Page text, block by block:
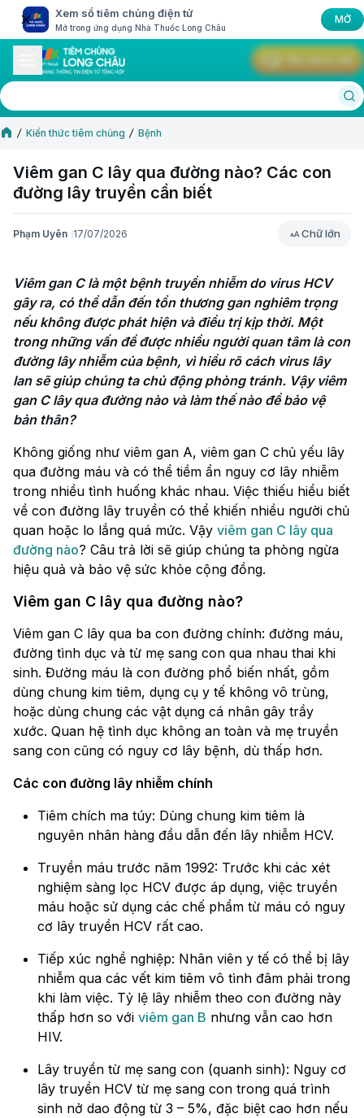
Xem sổ tiêm chủng điện tử
Mở trong ứng dụng Nhà Thuốc Long Châu
MỞ
Kiến thức tiêm chủng Bệnh
Viêm gan C lây qua đường nào? Các con
đường lây truyền cần biết
Phạm Uyên 17/07/2026 Chữ lớn
Chữ lớn
Viêm gan C là một bệnh truyền nhiễm do virus HCV
gây ra, có thể dẫn đến tổn thương gan nghiêm trọng
nếu không được phát hiện và điều trị kịp thời. Một
trong những vấn đề được nhiều người quan tâm là con
đường lây nhiễm của bệnh, vì hiểu rõ cách virus lây
lan sẽ giúp chúng ta chủ động phòng tránh. Vậy viêm
gan C lây qua đường nào và làm thế nào để bảo vệ
bản thân?
Không giống như viêm gan A, viêm gan C chủ yếu lây
qua đường máu và có thể tiềm ẩn nguy cơ lây nhiễm
trong nhiều tình huống khác nhau. Việc thiếu hiểu biết
về con đường lây truyền có thể khiến nhiều người chủ
quan hoặc lo lắng quá mức. Vậy viêm gan C lây qua
đường nào? Câu trả lời sẽ giúp chúng ta phòng ngừa
hiệu quả và bảo vệ sức khỏe cộng đồng.
Viêm gan C lây qua đường nào?
Viêm gan C lây qua ba con đường chính: đường máu,
đường tình dục và từ mẹ sang con qua nhau thai khi
sinh. Đường máu là con đường phổ biến nhất, gồm
dùng chung kim tiêm, dụng cụ y tế không vô trùng,
hoặc dùng chung các vật dụng cá nhân gây trầy
xước. Quan hệ tình dục không an toàn và mẹ truyền
sang con cũng có nguy cơ lây bệnh, dù thấp hơn.
Các con đường lây nhiễm chính
Tiêm chích ma túy: Dùng chung kim tiêm là
nguyên nhân hàng đầu dẫn đến lây nhiễm HCV.
Truyền máu trước năm 1992: Trước khi các xét
nghiệm sàng lọc HCV được áp dụng, việc truyền
máu hoặc sử dụng các chế phẩm từ máu có nguy
cơ lây truyền HCV rất cao.
Tiếp xúc nghề nghiệp: Nhân viên y tế có thể bị lây
nhiễm qua các vết kim tiêm vô tình đâm phải trong
khi làm việc. Tỷ lệ lây nhiễm theo con đường này
thấp hơn so với viêm gan B nhưng vẫn cao hơn
HIV.
Lây truyền từ mẹ sang con (quanh sinh): Nguy cơ
lây truyền HCV từ mẹ sang con trong quá trình
sinh nở dao động từ 3 – 5%, đặc biệt cao hơn nếu